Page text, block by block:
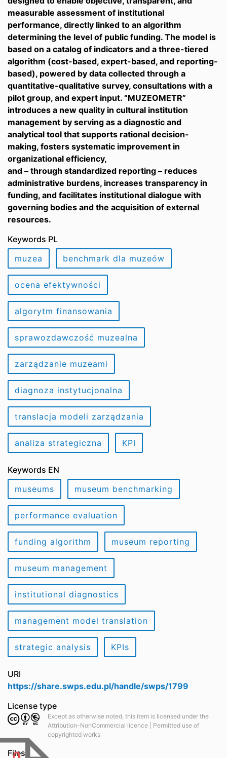
measurable assessment of institutional
performance, directly linked to an algorithm
determining the level of public funding. The model is
based on a catalog of indicators and a three-tiered
algorithm (cost-based, expert-based, and reporting-
based), powered by data collected through a
quantitative-qualitative survey, consultations with a
pilot group, and expert input. “MUZEOMETR”
introduces a new quality in cultural institution
management by serving as a diagnostic and
analytical tool that supports rational decision-
making, fosters systematic improvement in
organizational efficiency,
and – through standardized reporting – reduces
administrative burdens, increases transparency in
funding, and facilitates institutional dialogue with
governing bodies and the acquisition of external
resources.
Keywords PL
muzea
benchmark dla muzeów
ocena efektywności
algorytm finansowania
sprawozdawczość muzealna
zarządzanie muzeami
diagnoza instytucjonalna
translacja modeli zarządzania
analiza strategiczna KPI
Keywords EN
museums
museum benchmarking
performance evaluation
funding algorithm museum reporting
museum management
institutional diagnostics
management model translation
strategic analysis KPIs
URI
https://share.swps.edu.pl/handle/swps/1799
License type
Except as otherwise noted, this item is licensed under the
Attribution-NonCommercial licence | Permitted use of
copyrighted works
Files